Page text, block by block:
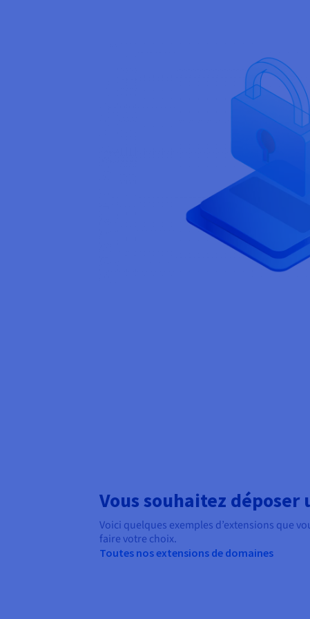
Vous souhaitez déposer
Voici quelques exemples d’extensions que
faire votre choix.
Toutes nos extensions de domaines